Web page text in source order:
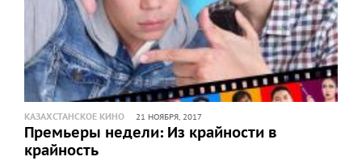
КАЗАХСТАНСКОЕ КИНО 21 НОЯБРЯ, 2017
Премьеры недели: Из крайности в
крайность